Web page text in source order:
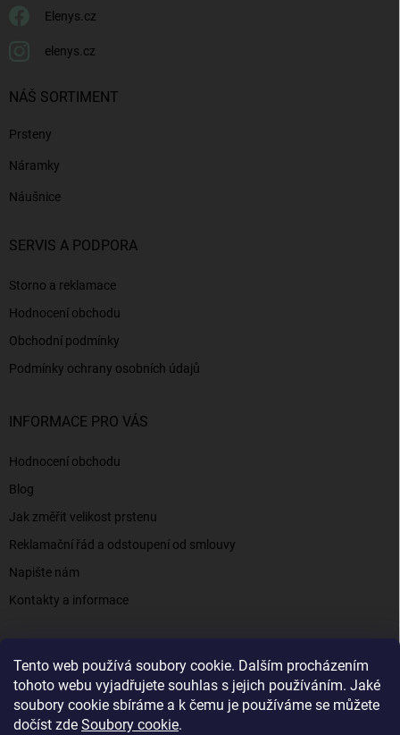
Tento web používá soubory cookie. Dalším procházením
tohoto webu vyjadřujete souhlas s jejich používáním. Jaké
soubory cookie sbíráme a k čemu je používáme se můžete
dočíst zde Soubory cookie.
Elenys.cz
elenys.cz
NÁŠ SORTIMENT
Prsteny
Náramky
Náušnice
SERVIS A PODPORA
Storno a reklamace
Hodnocení obchodu
Obchodní podmínky
Podmínky ochrany osobních údajů
INFORMACE PRO VÁS
Hodnocení obchodu
Blog
Jak změřit velikost prstenu
Reklamační řád a odstoupení od smlouvy
Napište nám
Kontakty a informace
Elenys.cz - šperky, kterým věříte už od roku 2016